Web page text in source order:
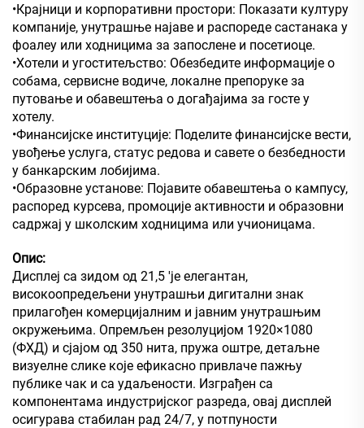
•Крајници и корпоративни простори: Показати културу
компаније, унутрашње најаве и распореде састанака у
фоалеу или ходницима за запослене и посетиоце.
•Хотели и угоститељство: Обезбедите информације о
собама, сервисне водиче, локалне препоруке за
путовање и обавештења о догађајима за госте у
хотелу.
•Финансијске институције: Поделите финансијске вести,
увођење услуга, статус редова и савете о безбедности
у банкарским лобијима.
•Образовне установе: Појавите обавештења о кампусу,
распоред курсева, промоције активности и образовни
садржај у школским ходницима или учионицама.
Опис:
Дисплеј са зидом од 21,5 'је елегантан,
високоопредељени унутрашњи дигитални знак
прилагођен комерцијалним и јавним унутрашњим
окружењима. Опремљен резолуцијом 1920×1080
(ФХД) и сјајом од 350 нита, пружа оштре, детаљне
визуелне слике које ефикасно привлаче пажњу
публике чак и са удаљености. Изграђен са
компонентама индустријског разреда, овај дисплей
осигурава стабилан рад 24/7, у потпуности